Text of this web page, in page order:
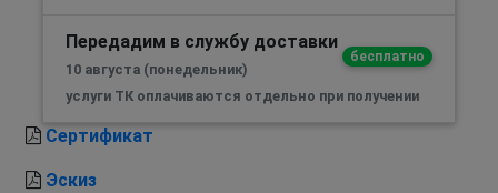
Передадим в службу доставки
бесплатно
10 августа (понедельник)
услуги ТК оплачиваются отдельно при получении
Сертификат
Эскиз